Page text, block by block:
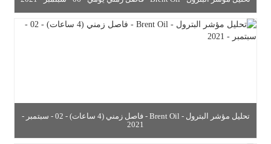
تحليل مؤشر البترول - Brent Oil - فاصل زمني (4 ساعات) - 02 - سبتمبر -
2021